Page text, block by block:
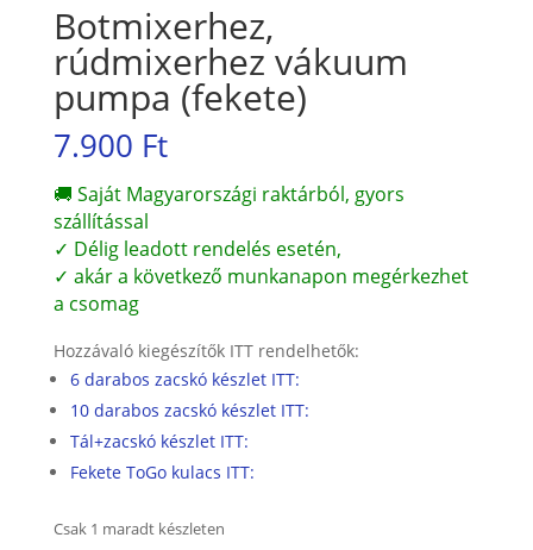
Botmixerhez,
rúdmixerhez vákuum
pumpa (fekete)
7.900 Ft
🚚 Saját Magyarországi raktárból, gyors
szállítással
✓ Délig leadott rendelés esetén,
✓ akár a következő munkanapon megérkezhet
a csomag
Hozzávaló kiegészítők ITT rendelhetők:
6 darabos zacskó készlet ITT:
10 darabos zacskó készlet ITT:
Tál+zacskó készlet ITT:
Fekete ToGo kulacs ITT:
Csak 1 maradt készleten